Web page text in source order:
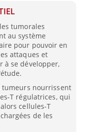
tumorales
au système
pour pouvoir en
attaques et
à se développer,
tumeurs nourrissent
T régulatrices, qui
cellules-T
de les